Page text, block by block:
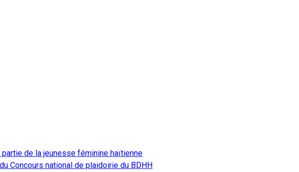
de la jeunesse féminine haïtienne
Concours national de plaidoirie du BDHH